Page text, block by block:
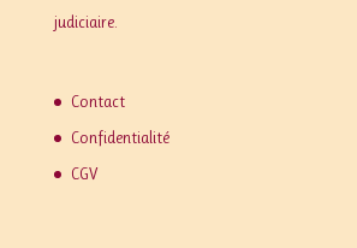
judiciaire.
Contact
Confidentialité
CGV